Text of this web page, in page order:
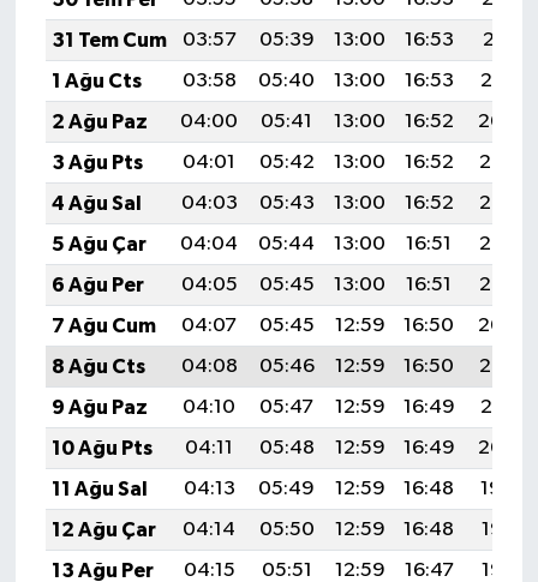
31 Tem Cum
03:57 05:39 13:00 16:53
20:11
1 Ağu Cts
03:58 05:40 13:00 16:53
20:10
2 Ağu Paz
04:00 05:41 13:00 16:52
20:09
3 Ağu Pts
04:01 05:42 13:00 16:52
20:08
4 Ağu Sal
04:03 05:43 13:00 16:52
20:07
5 Ağu Çar
04:04 05:44 13:00 16:51
20:06
6 Ağu Per
04:05 05:45 13:00 16:51
20:05
7 Ağu Cum
04:07 05:45 12:59 16:50
20:04
8 Ağu Cts
04:08 05:46 12:59 16:50
20:02
9 Ağu Paz
04:10 05:47 12:59 16:49
20:01
10 Ağu Pts
04:11 05:48 12:59 16:49
20:00
11 Ağu Sal
04:13 05:49 12:59 16:48
19:59
12 Ağu Çar
04:14 05:50 12:59 16:48
19:57
13 Ağu Per
04:15 05:51 12:59 16:47
19:56